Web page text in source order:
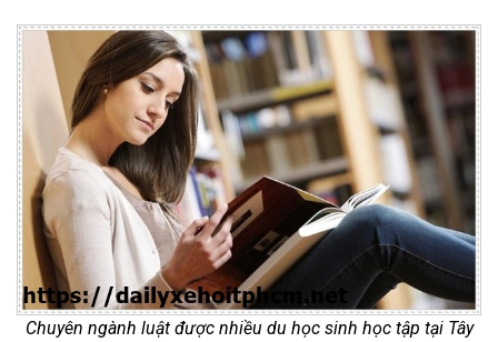
Chuyên ngành luật được nhiều du học sinh học tập tại Tây